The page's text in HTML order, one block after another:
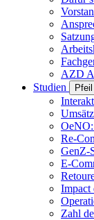
AZD
Studien
Re-
GenZ-
E-
Impact
Zahl